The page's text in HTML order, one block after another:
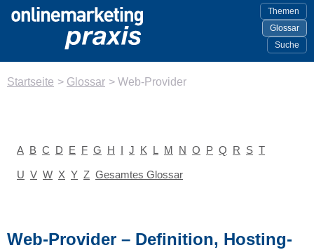
Themen
Glossar
Suche
Startseite > Glossar > Web-Provider
A B C D E F G H I J K L M N O P Q R S T
U V W X Y Z Gesamtes Glossar
Web-Provider – Definition, Hosting-